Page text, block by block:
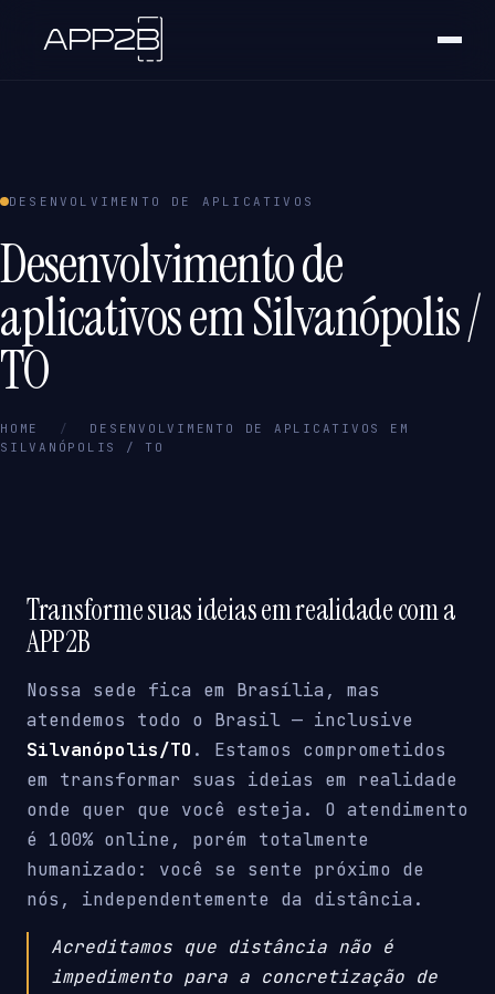
DESENVOLVIMENTO DE APLICATIVOS
Desenvolvimento de
aplicativos em Silvanópolis /
TO
HOME /
DESENVOLVIMENTO DE APLICATIVOS EM
SILVANÓPOLIS / TO
Transforme suas ideias em realidade com a
APP2B
Nossa sede fica em Brasília, mas
atendemos todo o Brasil — inclusive
Silvanópolis/TO . Estamos comprometidos
em transformar suas ideias em realidade
onde quer que você esteja. O atendimento
é 100% online, porém totalmente
humanizado: você se sente próximo de
nós, independentemente da distância.
Acreditamos que distância não é
impedimento para a concretização de